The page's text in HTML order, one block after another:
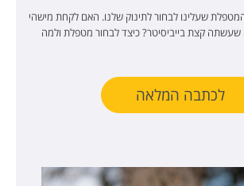
שעלינו לבחור לתינוק שלנו. האם לקחת מישהי
שעשתה קצת בייביסיטר? כיצד לבחור מטפלת ולמה
לכתבה המלאה